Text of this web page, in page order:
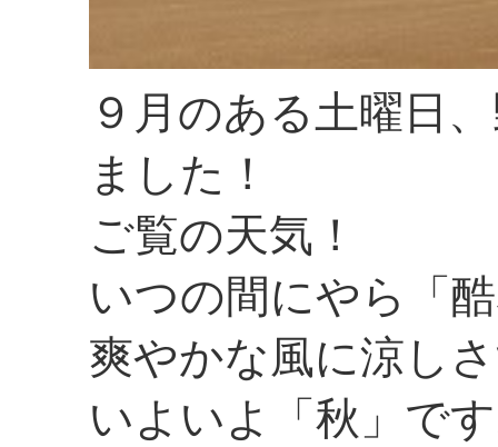
９月のある土曜日
ました！
ご覧の天気！
いつの間にやら「
爽やかな風に涼し
いよいよ「秋」で